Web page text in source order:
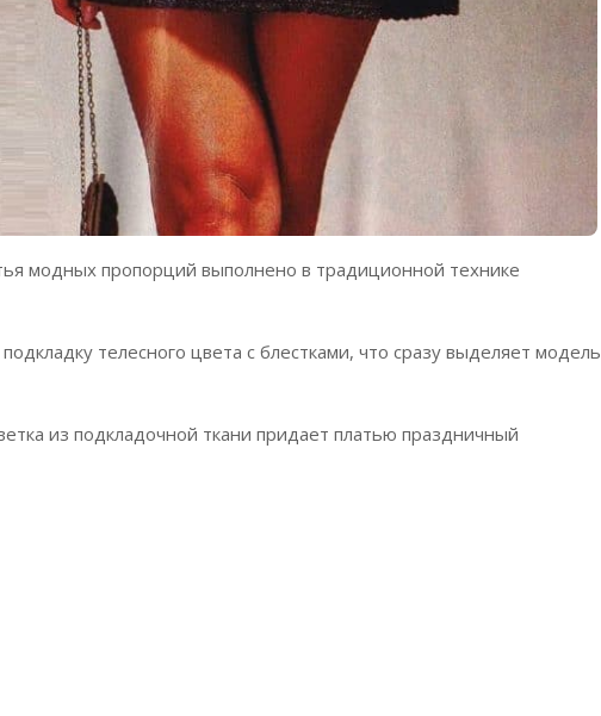
модных пропорций выполнено в традиционной технике
телесного цвета с блестками, что сразу выделяет модель
из подкладочной ткани придает платью праздничный